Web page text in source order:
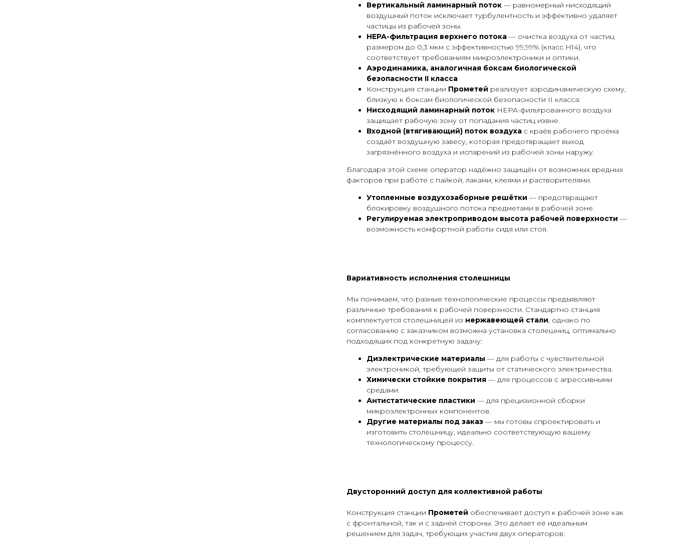
Вертикальный ламинарный поток — равномерный нисходящий
воздушный поток исключает турбулентность и эффективно удаляет
частицы из рабочей зоны.
HEPA-фильтрация верхнего потока — очистка воздуха от частиц
размером до 0,3 мкм с эффективностью 99,99% (класс H14), что
соответствует требованиям микроэлектроники и оптики.
Аэродинамика, аналогичная боксам биологической
безопасности II класса
Конструкция станции Прометей реализует аэродинамическую схему,
близкую к боксам биологической безопасности II класса:
Нисходящий ламинарный поток HEPA-фильтрованного воздуха
защищает рабочую зону от попадания частиц извне.
Входной (втягивающий) поток воздуха с краёв рабочего проёма
создаёт воздушную завесу, которая предотвращает выход
загрязнённого воздуха и испарений из рабочей зоны наружу.
Благодаря этой схеме оператор надёжно защищён от возможных вредных
факторов при работе с пайкой, лаками, клеями и растворителями.
Утопленные воздухозаборные решётки — предотвращают
блокировку воздушного потока предметами в рабочей зоне.
Регулируемая электроприводом высота рабочей поверхности —
возможность комфортной работы сидя или стоя.
Вариативность исполнения столешницы
Мы понимаем, что разные технологические процессы предъявляют
различные требования к рабочей поверхности. Стандартно станция
комплектуется столешницей из нержавеющей стали, однако по
согласованию с заказчиком возможна установка столешниц, оптимально
подходящих под конкретную задачу:
Диэлектрические материалы — для работы с чувствительной
электроникой, требующей защиты от статического электричества.
Химически стойкие покрытия — для процессов с агрессивными
средами.
Антистатические пластики — для прецизионной сборки
микроэлектронных компонентов.
Другие материалы под заказ — мы готовы спроектировать и
изготовить столешницу, идеально соответствующую вашему
технологическому процессу.
Двусторонний доступ для коллективной работы
Конструкция станции Прометей обеспечивает доступ к рабочей зоне как
с фронтальной, так и с задней стороны. Это делает её идеальным
решением для задач, требующих участия двух операторов: